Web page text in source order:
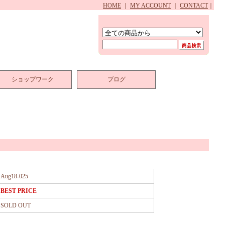
HOME MY ACCOUNT CONTACT
ショップワーク ブログ
Aug18-025
BEST PRICE
SOLD OUT